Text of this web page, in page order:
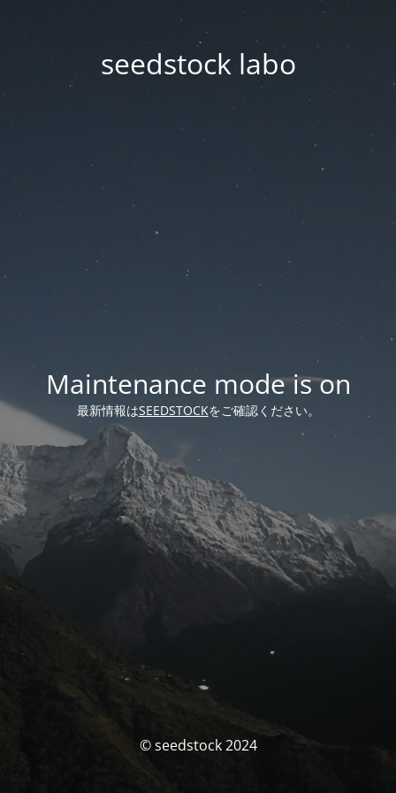
seedstock labo
Maintenance mode is on
最新情報はSEEDSTOCKをご確認ください。
© seedstock 2024